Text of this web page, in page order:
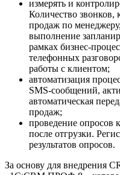
измерять и
Количество звонков,
продаж по
выполнение
рамках бизнес-
телефонных
работы с клиентом;
автоматизация
SMS-сообщений,
автоматическая
продаж;
проведение опросов
после отгрузки.
результатов опросов.
За основу для внедрения